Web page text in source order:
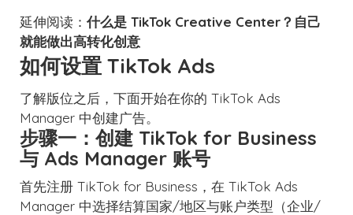
延伸阅读： 什么是 TikTok Creative Center？自己
就能做出高转化创意
如何设置 TikTok Ads
了解版位之后，下面开始在你的 TikTok Ads
Manager 中创建广告。
步骤一：创建 TikTok for Business
与 Ads Manager 账号
首先注册 TikTok for Business，在 TikTok Ads
Manager 中选择结算国家/地区与账户类型（企业/